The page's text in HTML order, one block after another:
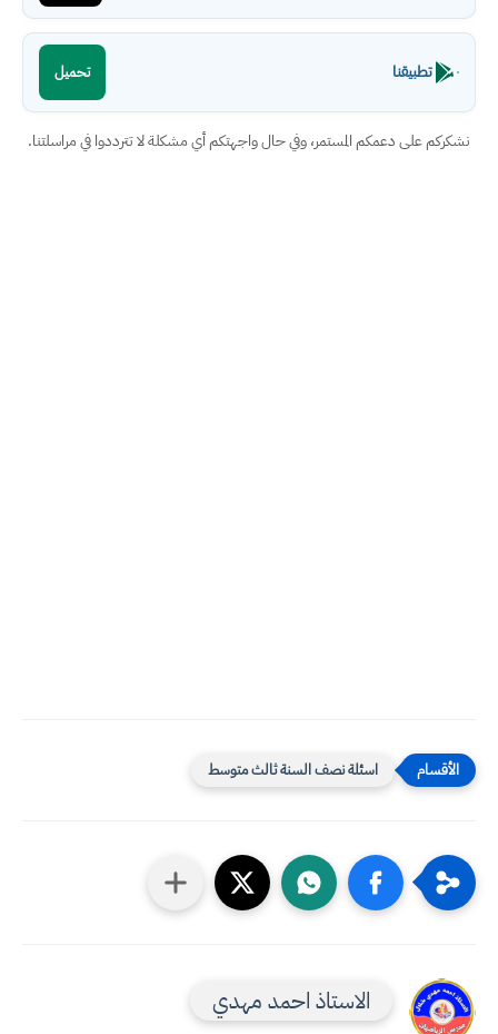
تطبيقنا تحميل
نشكركم على دعمكم المستمر، وفي حال واجهتكم أي مشكلة لا تترددوا في مراسلتنا.
اسئلة نصف السنة ثالث متوسط
الاستاذ احمد مهدي